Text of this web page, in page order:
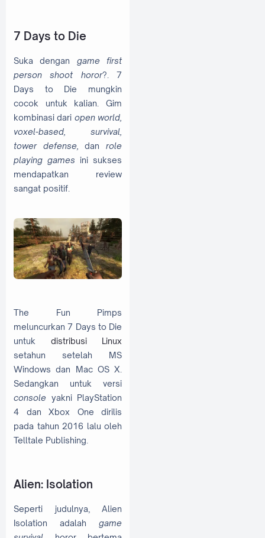
7 Days to Die
Suka dengan game first
person shoot horor?. 7
Days to Die mungkin
cocok untuk kalian. Gim
kombinasi dari open world,
voxel-based, survival,
tower defense,
danrole
playing games ini sukses
mendapatkan review
sangat positif.
The Fun Pimps
meluncurkan 7 Days to Die
untuk distribusi Linux
setahun setelah MS
Windows dan Mac OS X.
Sedangkan untuk versi
console yakni PlayStation
4 dan Xbox One dirilis
pada tahun 2016 lalu oleh
Telltale Publishing.
Alien: Isolation
Seperti judulnya, Alien
Isolation adalah game